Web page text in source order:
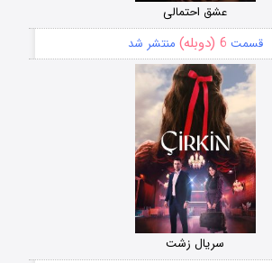
عشق احتمالی
قسمت 6 (دوبله) منتشر شد
سریال زشت